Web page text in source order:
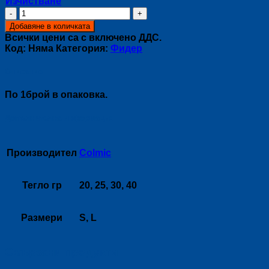
количество
за
Фидер
хранилка
за
Добавяне в количката
Всички цени са с включено ДДС.
Код: Няма Категория: Фидер
По 1брой в опаковка.
Производител Colmic
Тегло гр 20, 25, 30, 40
Размери S, L